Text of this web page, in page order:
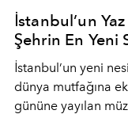
İstanbul’un
Şehrin En Yeni
İstanbul’un yeni
dünya mutfağına
gününe yayılan